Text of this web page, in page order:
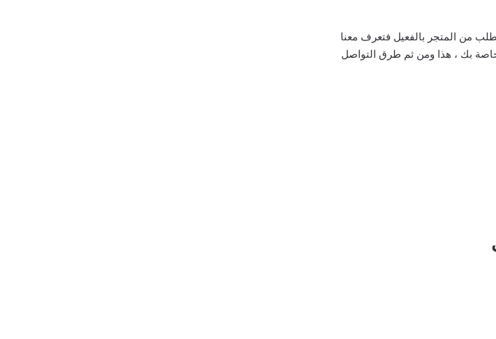
من المتجر بالفعيل فتعرف معنا
بك ، هذا ومن ثم طرق التواصل